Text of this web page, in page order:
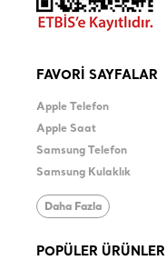
FAVORİ SAYFALAR
Apple Telefon
Apple Saat
Samsung Telefon
Samsung Kulaklık
Daha Fazla
POPÜLER ÜRÜNLER